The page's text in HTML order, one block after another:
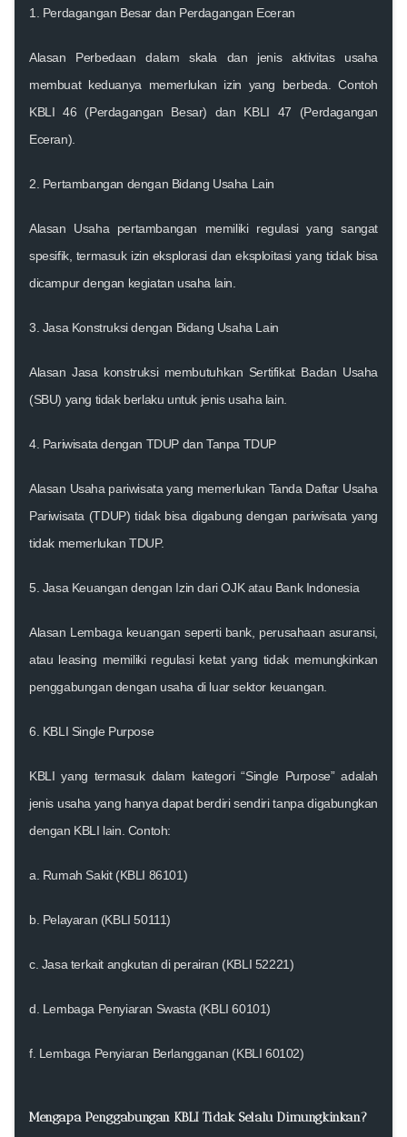
1. Perdagangan Besar dan Perdagangan Eceran
Alasan Perbedaan dalam skala dan jenis aktivitas usaha
membuat keduanya memerlukan izin yang berbeda.Contoh
KBLI 46 (Perdagangan Besar) dan KBLI 47 (Perdagangan
Eceran).
2. Pertambangan dengan Bidang Usaha Lain
Alasan Usaha pertambangan memiliki regulasi yang sangat
spesifik, termasuk izin eksplorasi dan eksploitasi yang tidak bisa
dicampur dengan kegiatan usaha lain.
3. Jasa Konstruksi dengan Bidang Usaha Lain
Alasan Jasa konstruksi membutuhkan Sertifikat Badan Usaha
(SBU) yang tidak berlaku untuk jenis usaha lain.
4. Pariwisata dengan TDUP dan Tanpa TDUP
Alasan Usaha pariwisata yang memerlukan Tanda Daftar Usaha
Pariwisata (TDUP) tidak bisa digabung dengan pariwisata yang
tidak memerlukan TDUP.
5. Jasa Keuangan dengan Izin dari OJK atau Bank Indonesia
Alasan Lembaga keuangan seperti bank, perusahaan asuransi,
atau leasing memiliki regulasi ketat yang tidak memungkinkan
penggabungan dengan usaha di luar sektor keuangan.
6. KBLI Single Purpose
KBLI yang termasuk dalam kategori “Single Purpose” adalah
jenis usaha yang hanya dapat berdiri sendiri tanpa digabungkan
dengan KBLI lain. Contoh:
a. Rumah Sakit (KBLI 86101)
b. Pelayaran (KBLI 50111)
c. Jasa terkait angkutan di perairan (KBLI 52221)
d. Lembaga Penyiaran Swasta (KBLI 60101)
f. Lembaga Penyiaran Berlangganan (KBLI 60102)
Mengapa Penggabungan KBLI Tidak Selalu Dimungkinkan?